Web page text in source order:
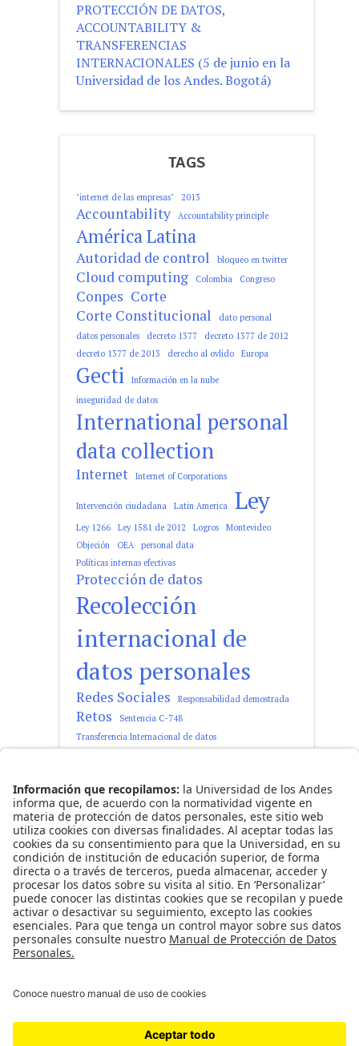
PROTECCIÓN DE DATOS,
ACCOUNTABILITY &
TRANSFERENCIAS
INTERNACIONALES (5 de junio en la
Universidad de los Andes. Bogotá)
TAGS
"internet de las empresas" 2013
Accountability Accountability principle
América Latina
Autoridad de control bloqueo en twitter
Cloud computing Colombia Congreso
Conpes Corte
Corte Constitucional
dato personal
datos personales
decreto 1377
decreto 1377 de 2012
decreto 1377 de 2013
derecho al ovlido Europa
Gecti
Información en la nube
inseguridad de datos
International personal
data collection
Internet Internet of Corporations
Intervención ciudadana Latin America Ley
Ley 1266 Ley 1581 de 2012 Logros
Montevideo
Objeción
OEA
personal data
Políticas internas efectivas
Protección de datos
Recolección
internacional de
datos personales
Redes Sociales Responsabilidad demostrada
Retos
Sentencia C-748
Transferencia Internacional de datos
Observatorio Ciro Angarita Barón -
Universidad de los Andes | Vigilada Mineducación
del 30 de mayo de 1964.
Reconocimiento personería jurídica: Resolución